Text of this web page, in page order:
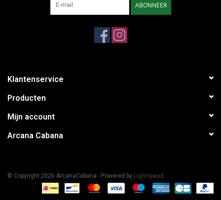
ABONNEER
Klantenservice
Producten
Mijn account
Arcana Cabana
© Copyright 2026 ArcanaCabana - Powered by Lightspeed